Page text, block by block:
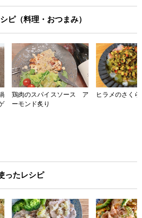
ピ（料理・おつまみ）
鶏肉のスパイスソース ア
ーモンド炙り
ヒラメのさく
ったレシピ